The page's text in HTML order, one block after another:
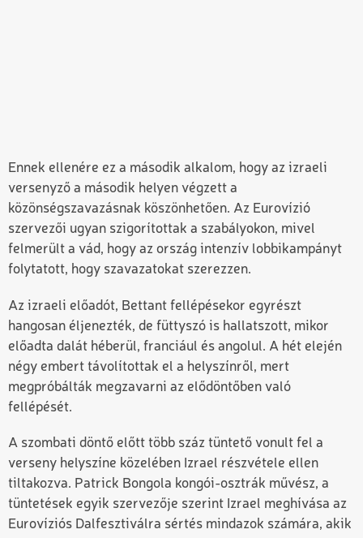
Ennek ellenére ez a második alkalom, hogy az izraeli
versenyző a második helyen végzett a
közönségszavazásnak köszönhetően. Az Eurovízió
szervezői ugyan szigorítottak a szabályokon, mivel
felmerült a vád, hogy az ország intenzív lobbikampányt
folytatott, hogy szavazatokat szerezzen.
Az izraeli előadót, Bettant fellépésekor egyrészt
hangosan éljenezték, de füttyszó is hallatszott, mikor
előadta dalát héberül, franciául és angolul. A hét elején
négy embert távolítottak el a helyszínről, mert
megpróbálták megzavarni az elődöntőben való
fellépését.
A szombati döntő előtt több száz tüntető vonult fel a
verseny helyszíne közelében Izrael részvétele ellen
tiltakozva. Patrick Bongola kongói-osztrák művész, a
tüntetések egyik szervezője szerint Izrael meghívása az
Eurovíziós Dalfesztiválra sértés mindazok számára, akik